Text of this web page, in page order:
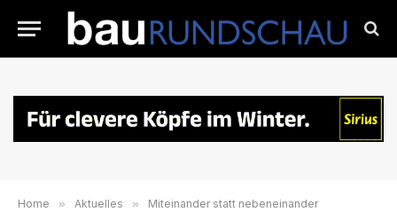
Home » Aktuelles » Miteinander statt nebeneinander